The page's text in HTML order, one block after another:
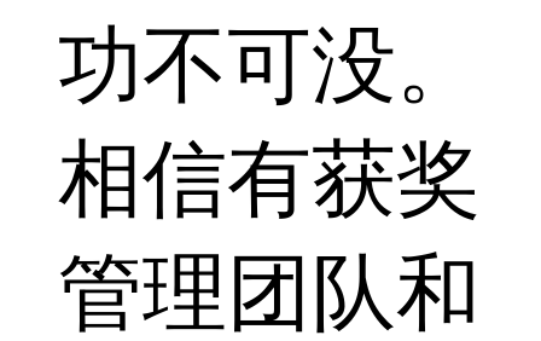
功不可没。
相信有获奖
管理团队和